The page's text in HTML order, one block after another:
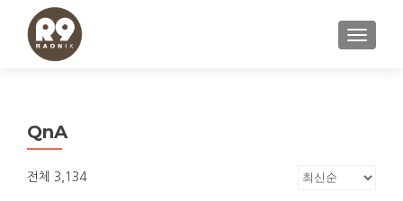
내비게
QnA
전체 3,134